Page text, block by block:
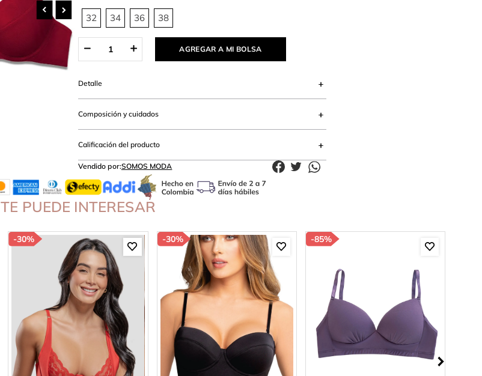
32 34 36 38
AGREGAR A MI BOLSA
Detalle
Composición y cuidados
Calificación del producto
Vendido por:SOMOS MODA
TE PUEDE INTERESAR
-30% -30% -85%